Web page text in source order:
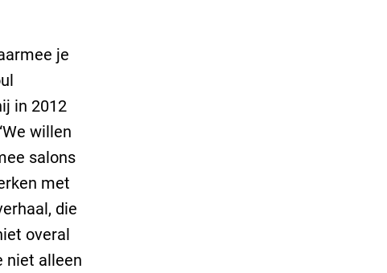
je
in 2012
willen
salons
met
die
overal
niet alleen